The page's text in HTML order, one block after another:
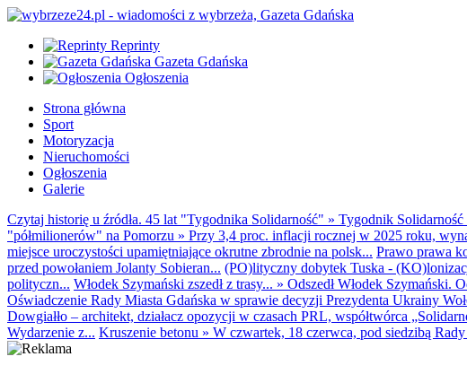
Reprinty
Gazeta Gdańska
Ogłoszenia
Strona główna
Sport
Motoryzacja
Nieruchomości
Ogłoszenia
Galerie
Czytaj historię u źródła. 45 lat "Tygodnika Solidarność" » Tygodnik
"półmilionerów" na Pomorzu » Przy 3,4 proc. inflacji rocznej w 2025 roku,
miejsce uroczystości upamiętniające okrutne zbrodnie na polsk... Prawo prawa
przed powołaniem Jolanty Sobieran... (PO)lityczny dobytek Tuska -
polityczn... Włodek Szymański zszedł z trasy... » Odszedł Włodek Szymański.
Oświadczenie Rady Miasta Gdańska w sprawie decyzji Prezydenta Ukrainy
Dowgiałło – architekt, działacz opozycji w czasach PRL, współtwórca
Wydarzenie z... Kruszenie betonu » W czwartek, 18 czerwca, pod siedzibą